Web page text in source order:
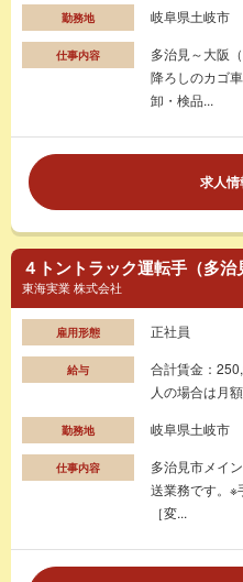
勤務地 岐阜県土岐市
仕事内容
多治見～大阪
降ろしのカゴ
卸・検品...
求人
４トントラック運転手（多治
東海実業 株式会社
雇用形態 正社員
給与
合計賃金：
人の場合は月
勤務地 岐阜県土岐市
仕事内容
多治見市メイ
送業務です。※
［変...